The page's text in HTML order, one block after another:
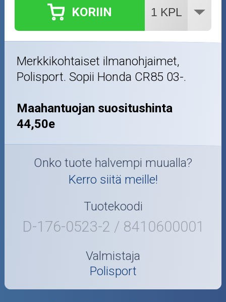
KORIIN
Merkkikohtaiset ilmanohjaimet,
Polisport. Sopii Honda CR85 03-.
Maahantuojan suositushinta
44,50e
Onko tuote halvempi muualla?
Kerro siitä meille!
Tuotekoodi
D-176-0523-2 / 8410600001
Valmistaja
Polisport